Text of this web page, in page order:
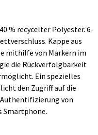
% recycelter Polyester. 6-
Kappe aus
mithilfe von Markern im
die Rückverfolgbarkeit
Ein spezielles
den Zugriff auf die
von
Smartphone.